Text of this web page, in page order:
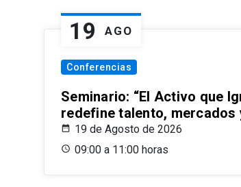
19 AGO
Conferencias
Seminario: “El Activo que
redefine talento, mercados
19 de Agosto de 2026
09:00 a 11:00 horas